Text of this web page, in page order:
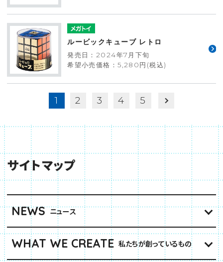
ルービックキューブ レトロ
発売日：2024年7月下旬
希望小売価格：5,280円(税込)
1 2 3 4 5
サイトマップ
NEWS ニュース
WHAT WE CREATE 私たちが創っているもの